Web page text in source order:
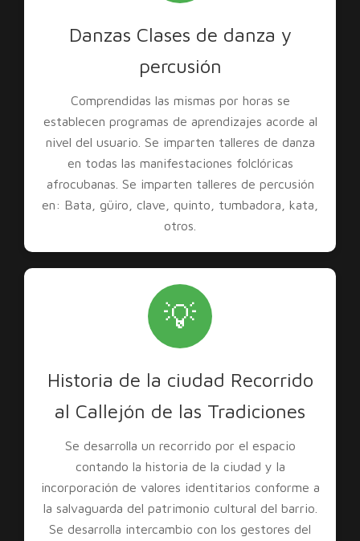
Danzas Clases de danza y
percusión
Comprendidas las mismas por horas se
establecen programas de aprendizajes acorde al
nivel del usuario. Se imparten talleres de danza
en todas las manifestaciones folclóricas
afrocubanas. Se imparten talleres de percusión
en: Bata, güiro, clave, quinto, tumbadora, kata,
otros.
💡
Historia de la ciudad Recorrido
al Callejón de las Tradiciones
Se desarrolla un recorrido por el espacio
contando la historia de la ciudad y la
incorporación de valores identitarios conforme a
la salvaguarda del patrimonio cultural del barrio.
Se desarrolla intercambio con los gestores del